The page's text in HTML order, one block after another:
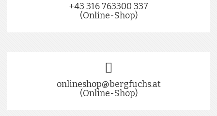
+43 316 763300 337
(Online-Shop)
onlineshop@bergfuchs.at
(Online-Shop)